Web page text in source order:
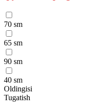
70 sm
65 sm
90 sm
40 sm
Oldingisi
Tugatish